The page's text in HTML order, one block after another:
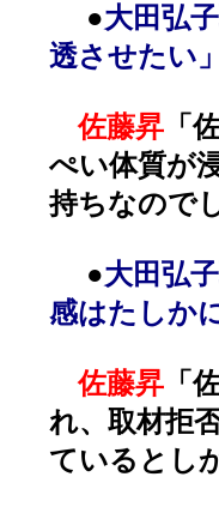
●大田弘
透させたい」
佐藤昇 「
ぺい体質が
持ちなので
●大田弘
感はたしか
佐藤昇 「
れ、取材拒
ているとし